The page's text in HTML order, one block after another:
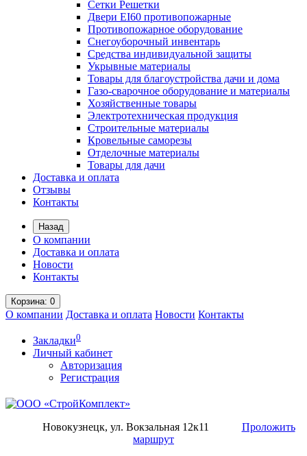
Сетки Решетки
Двери EI60 противопожарные
Противопожарное оборудование
Снегоуборочный инвентарь
Средства индивидуальной защиты
Укрывные материалы
Товары для благоустройства дачи и дома
Газо-сварочное оборудование и материалы
Хозяйственные товары
Электротехническая продукция
Строительные материалы
Кровельные саморезы
Отделочные материалы
Товары для дачи
Доставка и оплата
Отзывы
Контакты
Назад
О компании
Доставка и оплата
Новости
Контакты
Корзина: 0
О компании Доставка и оплата Новости Контакты
Закладки0
Личный кабинет
Авторизация
Регистрация
Новокузнецк, ул. Вокзальная 12к11 Проложить
маршрут